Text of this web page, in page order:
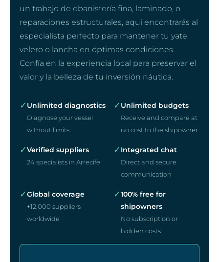
un trabajo de ebanistería fina, laminado, o
reparaciones estructurales, aquí encontrarás al
especialista perfecto para mantener tu yate,
velero o lancha en óptimas condiciones.
Confía en la experiencia local para preservar el
valor y la belleza de tu inversión náutica.
✓ Unlimited diagnostics
Diagnose your vessel
without limits
✓ Unlimited budgets
Receive and compare at
no cost to the shipowner
✓Verified suppliers
24 specialists in Arrecife
✓ Integrated chat
Direct and secure
communication
✓Global coverage
+12,000 suppliers
worldwide
✓100% free for
shipowners
No subscription or
hidden costs